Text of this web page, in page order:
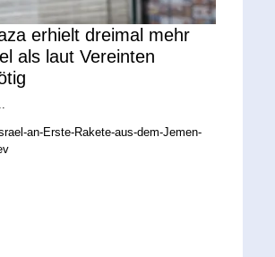
erhielt dreimal mehr
als laut Vereinten